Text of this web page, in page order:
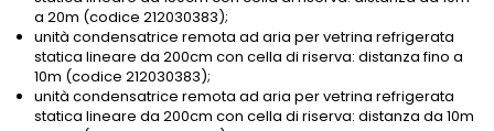
a 20m (codice 212030383);
unità condensatrice remota ad aria per vetrina refrigerata
statica lineare da 200cm con cella di riserva: distanza fino a
10m (codice 212030383);
unità condensatrice remota ad aria per vetrina refrigerata
statica lineare da 200cm con cella di riserva: distanza da 10m